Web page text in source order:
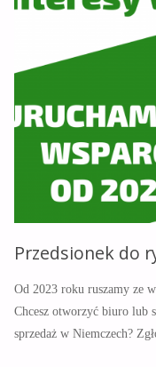
Przedsionek do
Od 2023 roku ruszamy ze
Chcesz otworzyć biuro lub
sprzedaż w Niemczech?